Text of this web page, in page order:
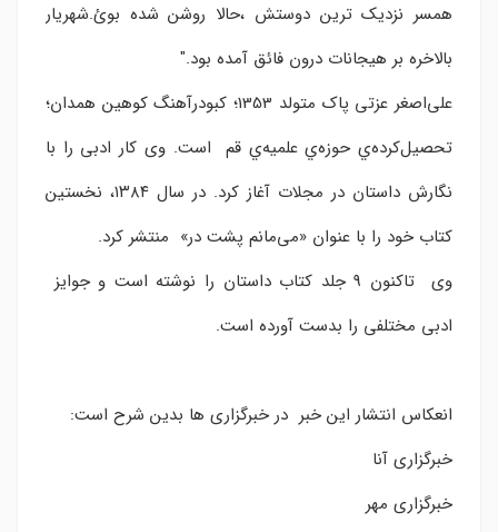
همسر نزدیک ترین دوستش ،‌حالا روشن شده بوئ.شهریار
بالاخره بر هیجانات درون فائق آمده بود."
علی‌اصغر عزتی پاک متولد 1353؛ كبودرآهنگ كوهين همدان؛
تحصيل‌كرده‌ي حوزه‌ي علميه‌ي قم است. وی کار ادبی را با
نگارش داستان در مجلات آغاز کرد. در سال ۱۳۸۴، نخستین
کتاب خود را با عنوان «می‌مانم پشت در» منتشر کرد.
وی تاکنون 9 جلد کتاب داستان را نوشته است و جوایز
ادبی مختلفی را بدست آورده است.
انعکاس انتشار این خبر در خبرگزاری ها بدین شرح است:
خبرگزاری آنا
خبرگزاری مهر